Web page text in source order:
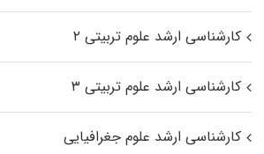
کارشناسی ارشد علوم تربیتی ۲
کارشناسی ارشد علوم تربیتی ۳
کارشناسی ارشد علوم جغرافیایی